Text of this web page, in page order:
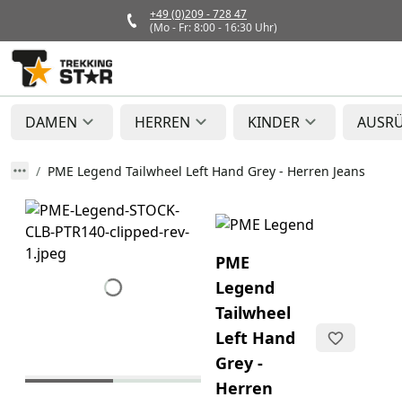
+49 (0)209 - 728 47
(Mo - Fr: 8:00 - 16:30 Uhr)
DAMEN HERREN KINDER
PME Legend Tailwheel Left Hand Grey - Herren Jeans
PME
Legend
Tailwheel
Left Hand
Grey -
Herren